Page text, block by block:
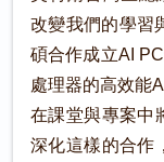
改變我們的學習
碩合作成立AI
處理器的高效能
在課堂與專案中
深化這樣的合作